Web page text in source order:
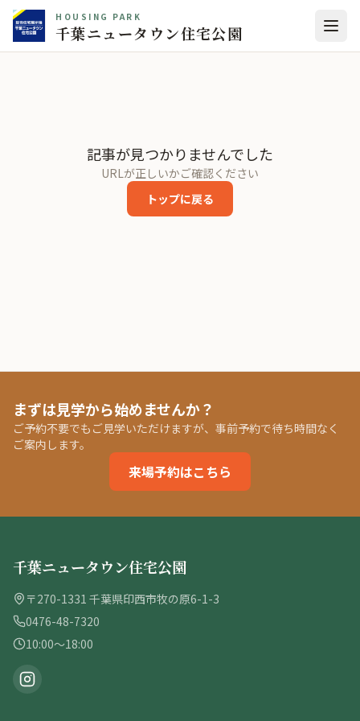
HOUSING PARK
千葉ニュータウン住宅公園
記事が見つかりませんでした
URLが正しいかご確認ください
トップに戻る
まずは見学から始めませんか？
ご予約不要でもご見学いただけますが、事前予約で待ち時間なく
ご案内します。
来場予約はこちら
千葉ニュータウン住宅公園
〒270-1331 千葉県印西市牧の原6-1-3
0476-48-7320
10:00〜18:00